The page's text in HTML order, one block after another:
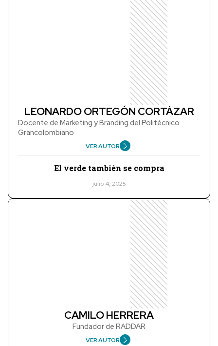
LEONARDO ORTEGÓN CORTÁZAR
Docente de Marketing y Branding del Politécnico
Grancolombiano
VER AUTOR
El verde también se compra
julio 4, 2025
CAMILO HERRERA
Fundador de RADDAR
VER AUTOR